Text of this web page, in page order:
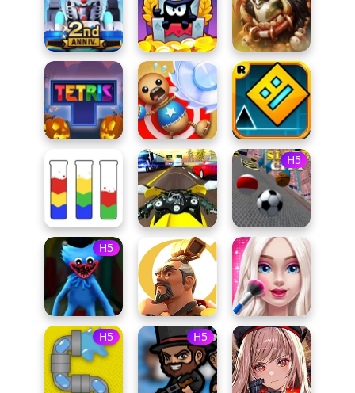
H5
H5
H5 H5